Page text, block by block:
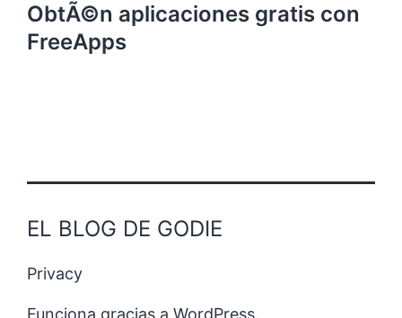
ObtÃ©n aplicaciones gratis con
FreeApps
EL BLOG DE GODIE
Privacy
Funciona gracias a WordPress